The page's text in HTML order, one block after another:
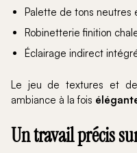
Palette de tons neutres
Robinetterie finition
Éclairage indirect
Le jeu de textures et
ambiance à la fois
Un travail précis